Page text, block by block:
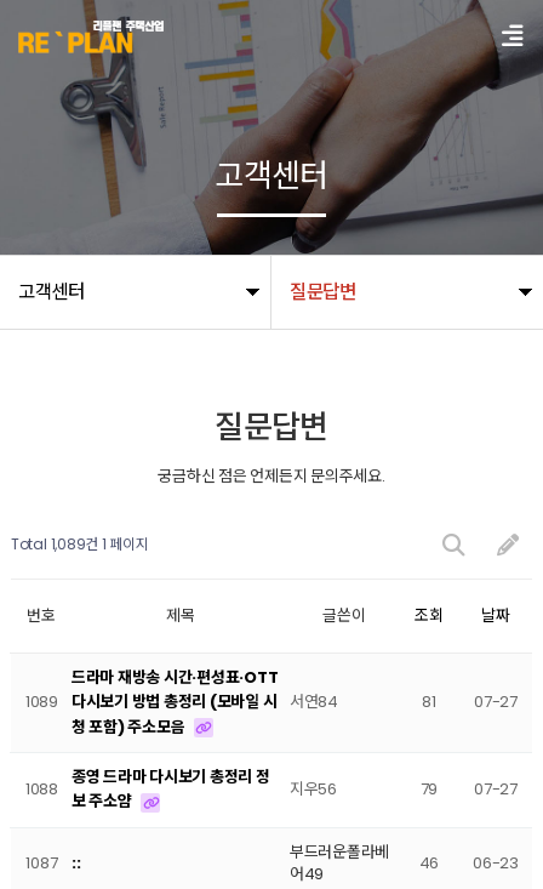
고객센터 질문답변
고객센터
질문답변
궁금하신 점은 언제든지 문의주세요.
Total 1,089건 1 페이지
번호 제목 글쓴이 조회 날짜
1089
드라마 재방송 시간·편성표·OTT
다시보기 방법 총정리 (모바일 시
청 포함) 주소모음
서연84 81 07-27
1088
종영 드라마 다시보기 총정리 정
보 주소얌
지우56 79 07-27
1087 ::
부드러운폴라베
어49
46 06-23